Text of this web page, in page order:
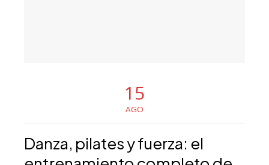
15
AGO
Danza, pilates y fuerza: el